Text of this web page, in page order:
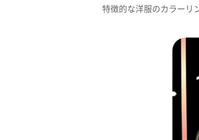
特徴的な洋服のカラーリ